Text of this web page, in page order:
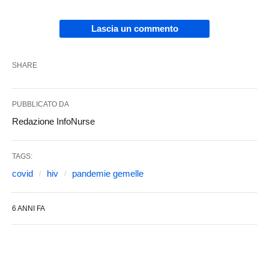
Lascia un commento
SHARE
PUBBLICATO DA
Redazione InfoNurse
TAGS:
covid hiv pandemie gemelle
6 ANNI FA